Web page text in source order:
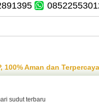
dan Terpercaya,
sudut terbaru